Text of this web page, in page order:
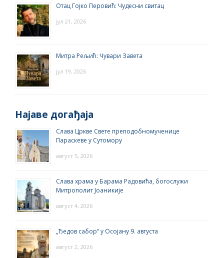
Отац Гојко Перовић: Чудесни свитац
јул 21, 2026
Митра Рељић: Чувари Завета
јул 19, 2026
Најаве догађаја
Слава Цркве Свете преподобномученице
Параскеве у Сутомору
август 5, 2026
Слава храма у Барама Радовића, богослужи
Митрополит Јоаникије
август 4, 2026
„Ђедов сабор“ у Осојану 9. августа
август 2, 2026